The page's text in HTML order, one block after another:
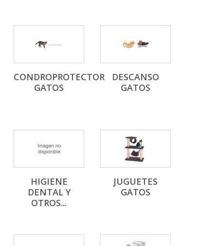
CONDROPROTECTOR
GATOS
DESCANSO
GATOS
HIGIENE
DENTAL Y
OTROS...
JUGUETES
GATOS